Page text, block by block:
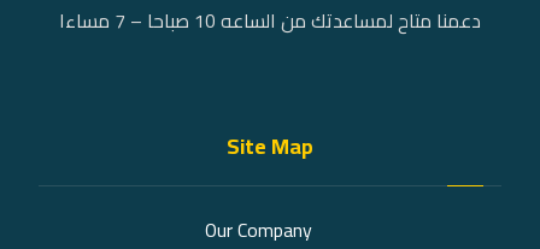
دعمنا متاح لمساعدتك من الساعه 10 صباحا – 7 مساءا
Site Map
Our Company